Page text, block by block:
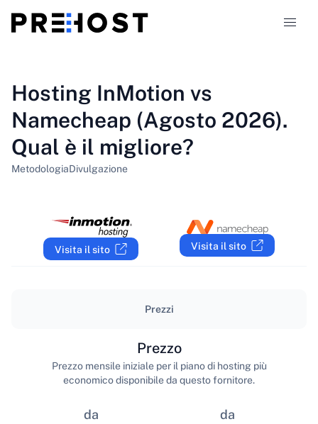
Confronti
Coupon
IT
Hosting InMotion vs
Namecheap (Agosto 2026).
Qual è il migliore?
MetodologiaDivulgazione
Visita il sito Visita il sito
Prezzi
da
Prezzo
Prezzo mensile iniziale per il piano di hosting più
economico disponibile da questo fornitore.
da